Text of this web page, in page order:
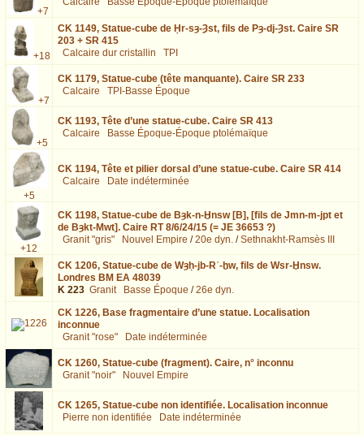
+7
+18
CK 1149, Statue-cube de Ḥr-sȝ-Ȝst, fils de Pȝ-dj-Ȝst. Caire SR
203 + SR 415
Calcaire dur cristallin
TPI
+7
CK 1179, Statue-cube (tête manquante). Caire SR 233
Calcaire
TPI-Basse Époque
+5
CK 1193, Tête d’une statue-cube. Caire SR 413
Calcaire
Basse Époque-Époque ptolémaïque
+5
CK 1194, Tête et pilier dorsal d’une statue-cube. Caire SR 414
Calcaire
Date indéterminée
+12
CK 1198, Statue-cube de Bȝk-n-Ḫnsw [B], [fils de Jmn-m-jpt et
de Bȝkt-Mwt]. Caire RT 8/6/24/15 (= JE 36653 ?)
Granit "gris"
Nouvel Empire /20e dyn. /Sethnakht-Ramsès III
CK 1206, Statue-cube de Wȝḥ-jb-Rʿ-ḫw, fils de Wsr-Ḫnsw.
Londres BM EA 48039
K 223 Granit Basse Époque /26e dyn.
CK 1226, Base fragmentaire d’une statue. Localisation
inconnue
Granit "rose"
Date indéterminée
CK 1260, Statue-cube (fragment). Caire, n° inconnu
Granit "noir"
Nouvel Empire
CK 1265, Statue-cube non identifiée. Localisation inconnue
Pierre non identifiée
Date indéterminée